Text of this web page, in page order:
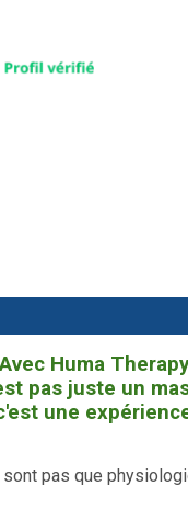
Avec Huma
pas juste un
une
pas que